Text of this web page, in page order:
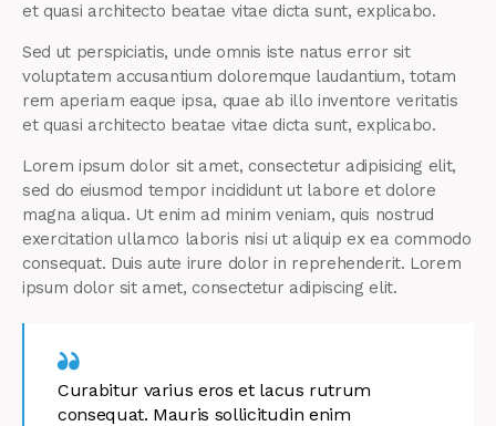
et quasi architecto beatae vitae dicta sunt, explicabo.
Sed ut perspiciatis, unde omnis iste natus error sit
voluptatem accusantium doloremque laudantium, totam
rem aperiam eaque ipsa, quae ab illo inventore veritatis
et quasi architecto beatae vitae dicta sunt, explicabo.
Lorem ipsum dolor sit amet, consectetur adipisicing elit,
sed do eiusmod tempor incididunt ut labore et dolore
magna aliqua. Ut enim ad minim veniam, quis nostrud
exercitation ullamco laboris nisi ut aliquip ex ea commodo
consequat. Duis aute irure dolor in reprehenderit. Lorem
ipsum dolor sit amet, consectetur adipiscing elit.
Curabitur varius eros et lacus rutrum
consequat. Mauris sollicitudin enim